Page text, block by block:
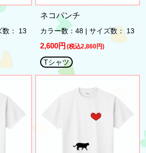
数： 13
ネコパンチ
カラー数：48 | サイズ数： 13
2,600円 (税込2,860円)
Tシャツ